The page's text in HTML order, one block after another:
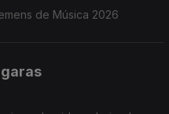
de Música 2026